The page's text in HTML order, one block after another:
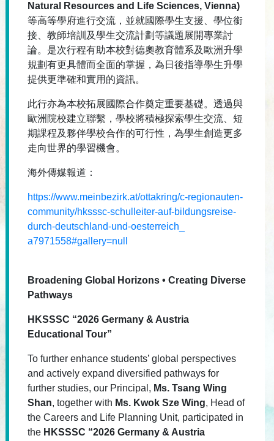
Natural Resources and Life Sciences, Vienna)
等高等學府進行交流，並就國際學生支援、 學位銜
接、教師培訓及學生交流計劃等議題展開專業討
論。 是次行程有助本校對德奧教育體系及歐洲升學
規劃有更具體而全面的掌握，為日後指導學生升學
提供更準確和實用的資訊。
此行亦為本校拓展國際合作奠定重要基礎。 透過與
歐洲院校建立聯繫，學校將積極探索學生交流、 短
期課程及夥伴學校合作的可行性， 為學生創造更多
走向世界的學習機會。
海外傳媒報道：
https://www.meinbezirk.at/ottakring/c-regionauten-
community/hksssc-schulleiter-auf-bildungsreise-
durch-deutschland-und-oesterreich_
a7971558#gallery=null
Broadening Global Horizons • Creating Diverse
Pathways
HKSSSC “2026 Germany & Austria
Educational Tour”
To further enhance students’ global perspectives
and actively expand diversified pathways for
further studies, our Principal, Ms. Tsang Wing
Shan, together with Ms. Kwok Sze Wing, Head of
the Careers and Life Planning Unit, participated in
the HKSSSC “2026 Germany & Austria